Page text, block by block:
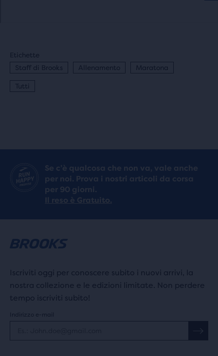
Etichette
Staff di Brooks
Allenamento Maratona
Tutti
Se c’è qualcosa che non va, vale anche
per noi. Prova i nostri articoli da corsa
per 90 giorni.
Il reso è Gratuito.
Iscriviti oggi per conoscere subito i nuovi arrivi, la
nostra collezione e le edizioni limitate. Non perdere
tempo iscriviti subito!
Indirizzo e-mail